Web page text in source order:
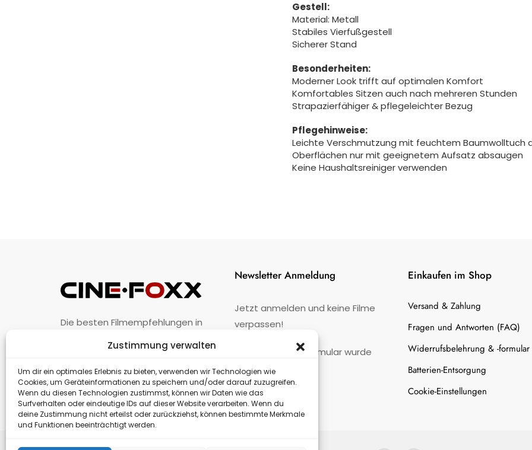
Zustimmung verwalten
Um dir ein optimales Erlebnis zu bieten, verwenden wir Technologien wie
Cookies, um Geräteinformationen zu speichern und/oder darauf zuzugreifen.
Wenn du diesen Technologien zustimmst, können wir Daten wie das
Surfverhalten oder eindeutige IDs auf dieser Website verarbeiten. Wenn du
deine Zustimmung nicht erteilst oder zurückziehst, können bestimmte Merkmale
und Funktionen beeinträchtigt werden.
Gestell:
Material: Metall
Stabiles Vierfußgestell
Sicherer Stand
Besonderheiten:
Moderner Look trifft auf optimalen Komfort
Komfortables Sitzen auch nach mehreren Stunden
Strapazierfähiger & pflegeleichter Bezug
Pflegehinweise:
Leichte Verschmutzung mit feuchtem Baumwolltuch
Oberflächen nur mit geeignetem Aufsatz absaugen
Keine Haushaltsreiniger verwenden
Die besten Filmempfehlungen in
Unternehmen · Impressum · Kontakt
Newsletter Anmeldung
Jetzt anmelden und keine Filme
verpassen!
Kontaktformular wurde
nicht gefunden.
Einkaufen im Shop
Versand & Zahlung
Fragen und Antworten (FAQ)
Widerrufsbelehrung & -formular
Batterien-Entsorgung
Cookie-Einstellungen